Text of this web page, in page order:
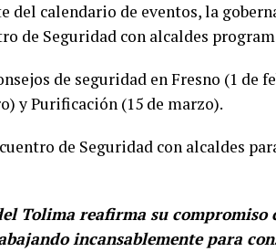
del calendario de eventos, la
de Seguridad con alcaldes
de seguridad en Fresno (1 de
y Purificación (15 de marzo).
de Seguridad con alcaldes
Tolima reafirma su compromiso
incansablemente para